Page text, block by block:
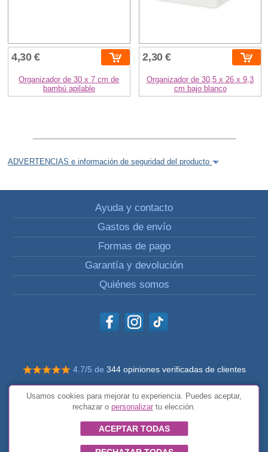
4,30 €
Organizador de 30 x 7 cm de
bambú apilable
2,30 €
Organizador de 30,5 x 26 x 9,3
cm bajo blanco
ADVERTENCIAS e información de seguridad del producto
Ayuda y contacto
Gastos de envío
Formas de pago
Garantía y devolución
Quiénes somos
4.7/5 de 344 opiniones verificadas de clientes
© Todos los derechos reservados Impulsivos
Condiciones generales
Usamos cookies para mejorar tu experiencia. Puedes aceptar,
rechazar o personalizar tu elección.
ACEPTAR TODAS